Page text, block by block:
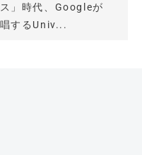
」時代、Googleが
するUniv...